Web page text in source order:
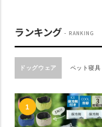
ランキング RANKING
ドッグウェア ペット寝具